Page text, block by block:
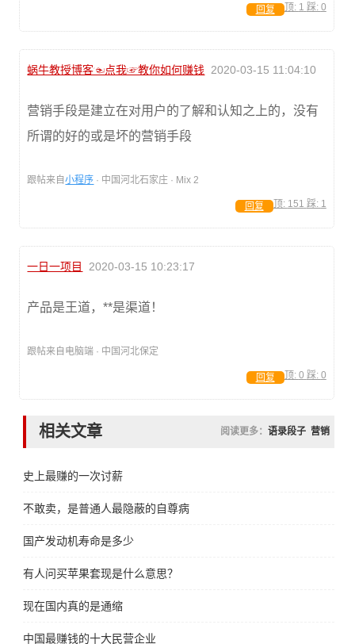
顶: 1 踩: 0
回复
蜗牛教授博客☜点我☞教你如何赚钱 2020-03-15 11:04:10
营销手段是建立在对用户的了解和认知之上的，没有
所谓的好的或是坏的营销手段
跟帖来自小程序 · 中国河北石家庄 · Mix 2
顶: 151 踩: 1
回复
一日一项目 2020-03-15 10:23:17
产品是王道，**是渠道！
跟帖来自电脑端 · 中国河北保定
顶: 0 踩: 0
回复
相关文章 阅读更多： 语录段子 营销
史上最赚的一次讨薪
不敢卖，是普通人最隐蔽的自尊病
国产发动机寿命是多少
有人问买苹果套现是什么意思？
现在国内真的是通缩
中国最赚钱的十大民营企业